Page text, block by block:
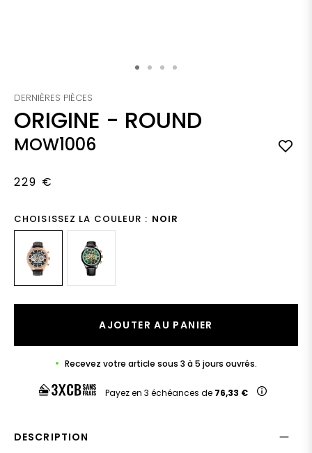
DERNIÈRES PIÈCES
ORIGINE - ROUND
MOW1006
229 €
CHOISISSEZ LA COULEUR : NOIR
AJOUTER AU PANIER
Recevez votre article sous 3 à 5 jours ouvrés.
Payez en 3 échéances de 76,33 €
DESCRIPTION